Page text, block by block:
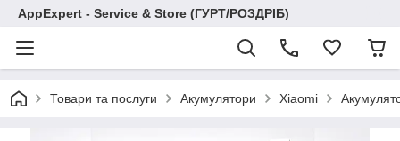
AppExpert - Service & Store (ГУРТ/РОЗДРІБ)
Товари та послуги Акумулятори Xiaomi